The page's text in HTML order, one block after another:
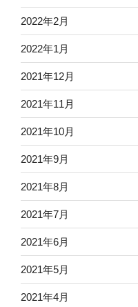
2022年2月
2022年1月
2021年12月
2021年11月
2021年10月
2021年9月
2021年8月
2021年7月
2021年6月
2021年5月
2021年4月